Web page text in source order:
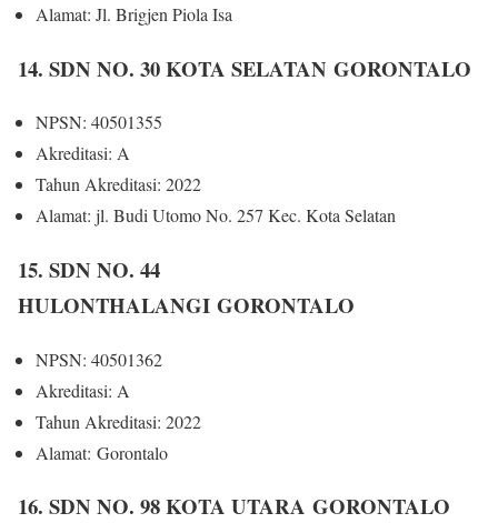
Alamat: Jl. Brigjen Piola Isa
14. SDN NO. 30 KOTA SELATAN GORONTALO
NPSN: 40501355
Akreditasi: A
Tahun Akreditasi: 2022
Alamat: jl. Budi Utomo No. 257 Kec. Kota Selatan
15. SDN NO. 44
HULONTHALANGI GORONTALO
NPSN: 40501362
Akreditasi: A
Tahun Akreditasi: 2022
Alamat: Gorontalo
16. SDN NO. 98 KOTA UTARA GORONTALO